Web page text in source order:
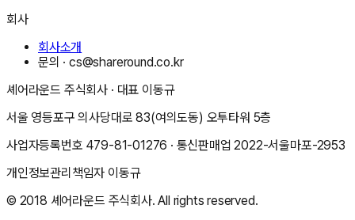
회사
회사소개
문의 ·cs@shareround.co.kr
셰어라운드 주식회사 · 대표 이동규
서울 영등포구 의사당대로 83(여의도동) 오투타워 5층
사업자등록번호 479-81-01276 · 통신판매업2022-서울마포-2953
개인정보관리책임자 이동규
© 2018 셰어라운드 주식회사. All rights reserved.